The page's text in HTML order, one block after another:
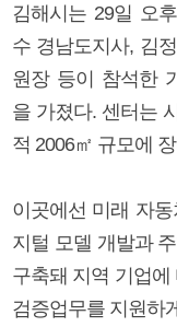
김해시는 29일 오
수 경남도지사, 김
원장 등이 참석한
을 가졌다. 센터는
적 2006㎡ 규모에
이곳에선 미래 자
지털 모델 개발과
구축돼 지역 기업
검증업무를 지원하